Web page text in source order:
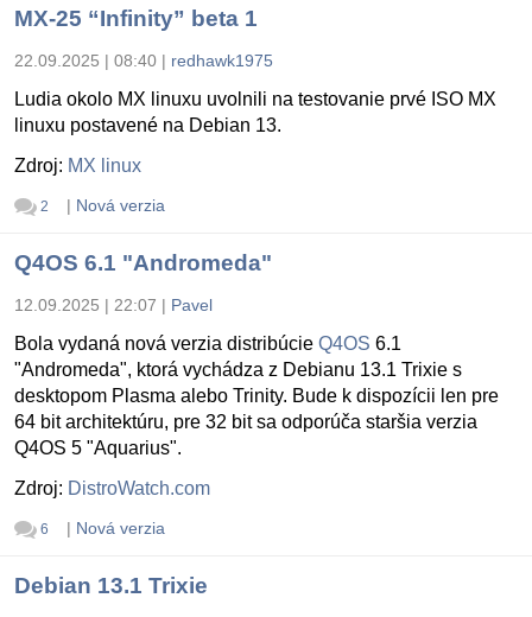
MX-25 “Infinity” beta 1
22.09.2025 | 08:40 | redhawk1975
Ludia okolo MX linuxu uvolnili na testovanie prvé ISO MX
linuxu postavené na Debian 13.
Zdroj: MX linux
2 | Nová verzia
Q4OS 6.1 "Andromeda"
12.09.2025 | 22:07 | Pavel
Bola vydaná nová verzia distribúcie Q4OS 6.1
"Andromeda", ktorá vychádza z Debianu 13.1 Trixie s
desktopom Plasma alebo Trinity. Bude k dispozícii len pre
64 bit architektúru, pre 32 bit sa odporúča staršia verzia
Q4OS 5 "Aquarius".
Zdroj: DistroWatch.com
6 | Nová verzia
Debian 13.1 Trixie